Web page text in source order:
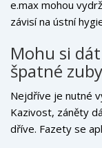
e.max mohou
závisí na ústní
pravidelných
barvením od kávy
Mohu si
špatné
Nejdříve je nutné
Kazivost, záněty
dříve. Fazety se